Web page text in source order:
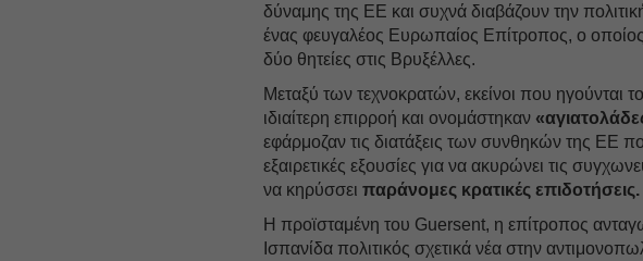
δύναμης της ΕΕ και συχνά διαβάζουν την
ένας φευγαλέος Ευρωπαίος Επίτροπος, ο
δύο θητείες στις Βρυξέλλες.
Μεταξύ των τεχνοκρατών, εκείνοι που ηγούνται
ιδιαίτερη επιρροή και ονομάστηκαν
εφάρμοζαν τις διατάξεις των συνθηκών της ΕΕ
εξαιρετικές εξουσίες για να ακυρώνει τις
να κηρύσσειπαράνομες κρατικές επιδοτήσεις.
Η προϊσταμένη του Guersent, η επίτροπος
Ισπανίδα πολιτικός σχετικά νέα στην